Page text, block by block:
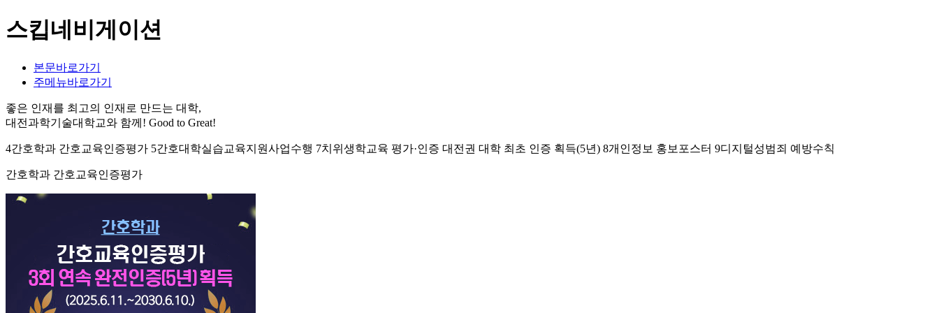
스킵네비게이션
본문바로가기
주메뉴바로가기
좋은 인재를 최고의 인재로 만드는 대학,
대전과학기술대학교와 함께! Good to Great!
4간호학과 간호교육인증평가 5간호대학실습교육지원사업수행 7치위생학교육 평가·인증 대전권 대학 최초 인증 획득(5년) 8개인정보 홍보포스터 9디지털성범죄 예방수칙
간호학과 간호교육인증평가